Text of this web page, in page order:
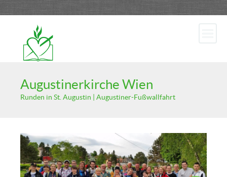
Augustinerkirche Wien
Runden in St. Augustin | Augustiner-Fußwallfahrt